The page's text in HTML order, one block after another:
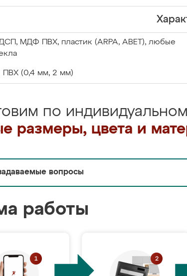
МДФ ПВХ, пластик (ARPA, ABET), любые
ПВХ (0,4 мм, 2 мм)
по
размеры, цвета и
вопросы
работы